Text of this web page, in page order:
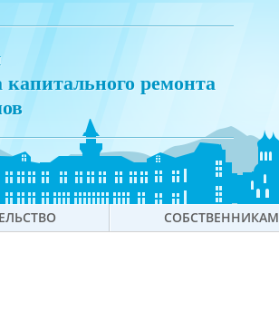
ремонта
СОБСТВЕННИКАМ